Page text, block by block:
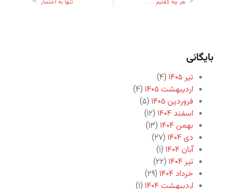
هر چه گفتیم . . . تنها به اختصار
بایگانی
تیر ۱۴۰۵
(۴)
اردیبهشت ۱۴۰۵
(۴)
فروردین ۱۴۰۵
(۵)
اسفند ۱۴۰۴
(۱۲)
بهمن ۱۴۰۴
(۱۳)
دی ۱۴۰۴
(۲۷)
آبان ۱۴۰۴
(۱)
تیر ۱۴۰۴
(۲۲)
خرداد ۱۴۰۴
(۲۹)
اردیبهشت ۱۴۰۴
(۱)